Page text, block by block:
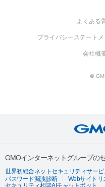
よくある
プライバシーステートメ
会社概
©
GMOインターネットグループの
世界初総合ネットセキュリティサービ
パスワード漏洩診断
Webサイトリ